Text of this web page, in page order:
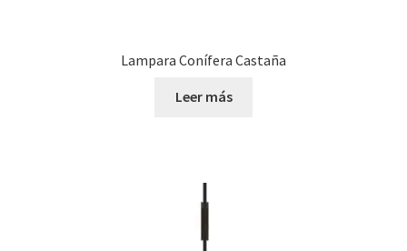
Lampara Conífera Castaña
Leer más